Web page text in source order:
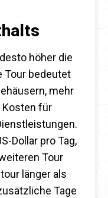
höher die
Tour bedeutet
mehr
für
Dollar pro Tag,
Tour
länger als
Tage